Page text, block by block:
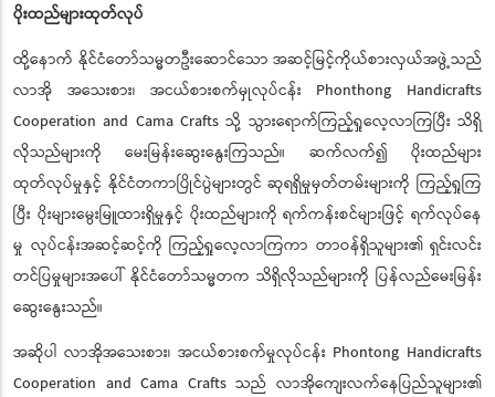
ပိုးထည်များထုတ်လုပ်
ထို့နောက် နိုင်ငံတော်သမ္မတဦးဆောင်သော အဆင့်မြင့်ကိုယ်စားလှယ်အဖွဲ့သည်
လာအို အသေးစား၊ အငယ်စားစက်မှလုပ်ငန်း Phonthong Handicrafts
Cooperation and Cama Crafts သို သွားရောက်ကြည့်ရှုလေ့လာကပြီး သိရှိ
လိုသည်များကို မေးမြန်းဆွေးနွေးကြသည်။ ဆက်လက်၍ ပိုးထည်များ
ထုတ်လုပ်မှုနှင့် နိုင်ငံတကာပြိုင်ပွဲများတွင် ဆုရရှိမှုမှတ်တမ်းများကို ကြည့်ရှုကြ
ပြီး ပိုးများမွေးမြူထားရှိမှုနှင့် ပိုးထည်များကို ရက်ကန်းစင်များဖြင့် ရက်လုပ်နေ
မှု လုပ်ငန်းအဆင့်ဆင့်ကို ကြည့်ရှုလေ့လာကြကာ တာဝန်ရှိသူများ၏ ရှင်းလင်း
တင်ပြမှုများအပေါ် နိုင်ငံတော်သမ္မတက သိရှိလိုသည်များကို ပြန်လည်မေးမြန်း
ဆွေးနွေးသည်။
အဆိုပါ လာအိုအသေးစား၊ အငယ်စားစက်မှုလုပ်ငန်း Phontong Handicrafts
Cooperation and Cama Crafts သည် လာအိုကျေးလက်နေပြည်သူများ၏